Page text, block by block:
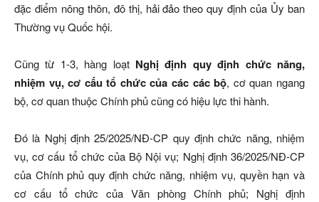
đặc điểm nông thôn, đô thị, hải đảo theo quy định của Ủy ban
Thường vụ Quốc hội.
Cũng từ 1-3, hàng loạt Nghị định quy định chức năng,
nhiệm vụ, cơ cấu tổ chức của các các bộ, cơ quan ngang
bộ, cơ quan thuộc Chính phủ cũng có hiệu lực thi hành.
Đó là Nghị định 25/2025/NĐ-CP quy định chức năng, nhiệm
vụ, cơ cấu tổ chức của Bộ Nội vụ; Nghị định 36/2025/NĐ-CP
của Chính phủ quy định chức năng, nhiệm vụ, quyền hạn và
cơ cấu tổ chức của Văn phòng Chính phủ; Nghị định